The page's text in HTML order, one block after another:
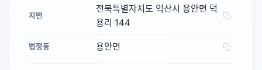
지번
전북특별자치도 익산시 용안면 덕
용리 144
법정동 용안면